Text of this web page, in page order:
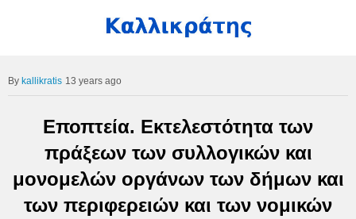
kallikratis 13 years ago
Εποπτεία. Εκτελεστότητα των
πράξεων των συλλογικών και
μονομελών οργάνων των δήμων και
των περιφερειών και των νομικών